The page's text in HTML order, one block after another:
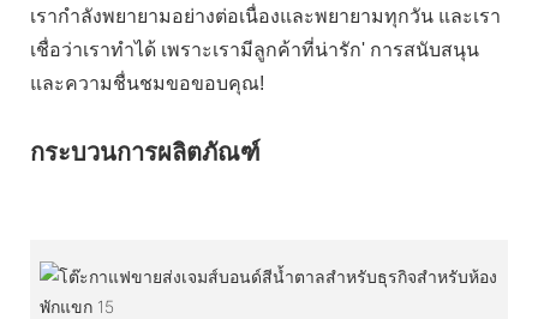
เรากำลังพยายามอย่างต่อเนื่องและพยายามทุกวัน และเรา
เชื่อว่าเราทำได้ เพราะเรามีลูกค้าที่น่ารัก' การสนับสนุน
และความชื่นชมขอขอบคุณ!
กระบวนการผลิตภัณฑ์